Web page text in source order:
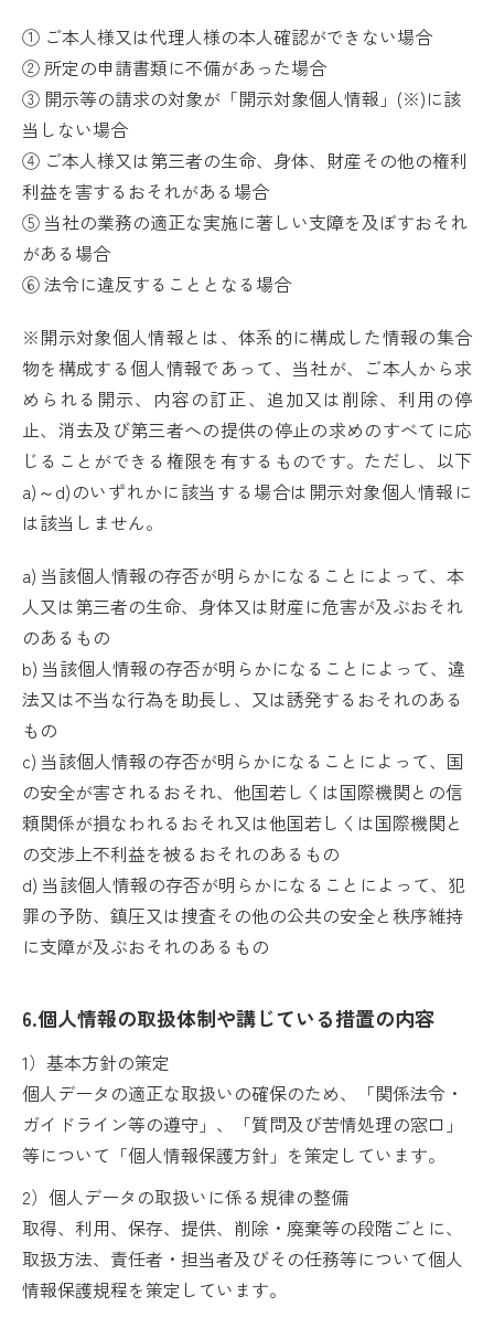
① ご本人様又は代理人様の本人確認ができない場合
② 所定の申請書類に不備があった場合
③ 開示等の請求の対象が「開示対象個人情報」(※)に該
当しない場合
④ ご本人様又は第三者の生命、身体、財産その他の権利
利益を害するおそれがある場合
⑤ 当社の業務の適正な実施に著しい支障を及ぼすおそれ
がある場合
⑥ 法令に違反することとなる場合
※開示対象個人情報とは、体系的に構成した情報の集合
物を構成する個人情報であって、当社が、ご本人から求
められる開示、内容の訂正、追加又は削除、利用の停
止、消去及び第三者への提供の停止の求めのすべてに応
じることができる権限を有するものです。ただし、以下
a)～d)のいずれかに該当する場合は開示対象個人情報に
は該当しません。
a) 当該個人情報の存否が明らかになることによって、本
人又は第三者の生命、身体又は財産に危害が及ぶおそれ
のあるもの
b) 当該個人情報の存否が明らかになることによって、違
法又は不当な行為を助長し、又は誘発するおそれのある
もの
c) 当該個人情報の存否が明らかになることによって、国
の安全が害されるおそれ、他国若しくは国際機関との信
頼関係が損なわれるおそれ又は他国若しくは国際機関と
の交渉上不利益を被るおそれのあるもの
d) 当該個人情報の存否が明らかになることによって、犯
罪の予防、鎮圧又は捜査その他の公共の安全と秩序維持
に支障が及ぶおそれのあるもの
6.個人情報の取扱体制や講じている措置の内容
1）基本方針の策定
個人データの適正な取扱いの確保のため、「関係法令・
ガイドライン等の遵守」、「質問及び苦情処理の窓口」
等について「個人情報保護方針」を策定しています。
2）個人データの取扱いに係る規律の整備
取得、利用、保存、提供、削除・廃棄等の段階ごとに、
取扱方法、責任者・担当者及びその任務等について個人
情報保護規程を策定しています。